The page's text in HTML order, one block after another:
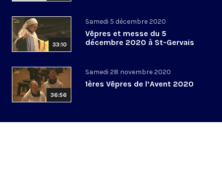
33:10
Samedi 5 décembre 2020
Vêpres et messe du 5
décembre 2020 à St-Gervais
36:56
Samedi 28 novembre 2020
1ères Vêpres de l’Avent 2020